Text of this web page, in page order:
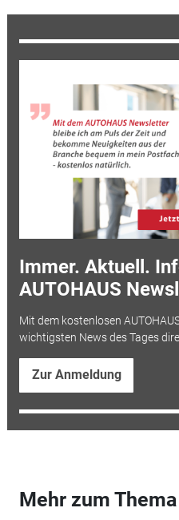
Immer. Aktuell.
AUTOHAUS
Mit dem kostenlosen
wichtigsten News des Tages
Zur Anmeldung
Mehr zum